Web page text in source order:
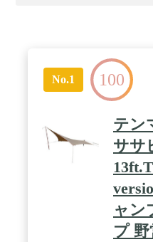
No.1 100
テン
ササ
ャン
プ